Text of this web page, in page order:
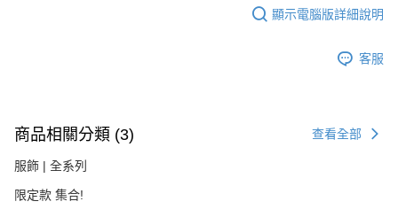
顯示電腦版詳細說明
客服
商品相關分類 (3) 查看全部
服飾 | 全系列
限定款 集合!